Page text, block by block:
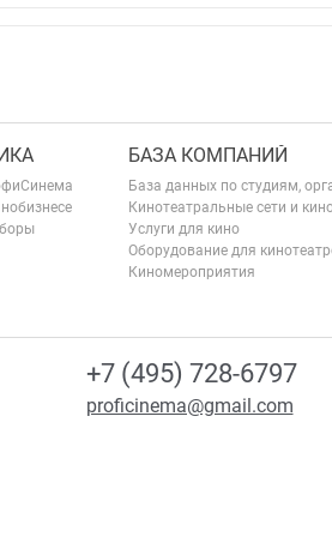
БАЗА КОМПАНИЙ
База данных по студиям,
Кинотеатральные сети и
Услуги для кино
Оборудование для
Киномероприятия
+7 (495) 728-6797
proficinema@gmail.com